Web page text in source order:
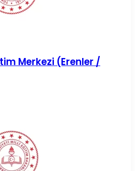
Merkezi (Erenler /